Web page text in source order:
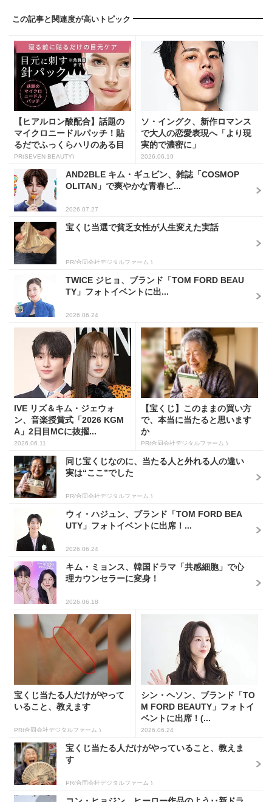
この記事と関連度が高いトピック
【ヒアルロン酸配合】話題の
マイクロニードルパッチ！貼
るだでふっくらハリのある目
元...
PR(SEVEN BEAUTY)
ソ・イングク、新作ロマンス
で大人の恋愛表現へ「より現
実的で濃密に」
2026.06.19
AND2BLE キム・ギュビン、雑誌「COSMOP
OLITAN」で爽やかな青春ビ...
2026.07.27
宝くじ当選で貧乏女性が人生変えた実話
PR(合同会社デジタルファーム )
TWICE ジヒョ、ブランド「TOM FORD BEAU
TY」フォトイベントに出...
2026.06.24
IVE リズ＆キム・ジェウォ
ン、音楽授賞式「2026 KGM
A」2日目MCに抜擢...
2026.06.11
【宝くじ】このままの買い方
で、本当に当たると思います
か
PR(合同会社デジタルファーム )
同じ宝くじなのに、当たる人と外れる人の違い
実は“ここ”でした
PR(合同会社デジタルファーム )
ウィ・ハジュン、ブランド「TOM FORD BEA
UTY」フォトイベントに出席！...
2026.06.24
キム・ミョンス、韓国ドラマ「共感細胞」で心
理カウンセラーに変身！
2026.06.18
宝くじ当たる人だけがやって
いること、教えます
PR(合同会社デジタルファーム )
シン・ヘソン、ブランド「TO
M FORD BEAUTY」フォトイ
ベントに出席！(...
2026.06.24
宝くじ当たる人だけがやっていること、教えま
す
PR(合同会社デジタルファーム )